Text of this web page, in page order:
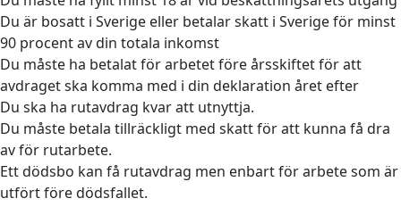
Du är bosatt i Sverige eller betalar skatt i Sverige för minst
90 procent av din totala inkomst
Du måste ha betalat för arbetet före årsskiftet för att
avdraget ska komma med i din deklaration året efter
Du ska ha rutavdrag kvar att utnyttja.
Du måste betala tillräckligt med skatt för att kunna få dra
av för rutarbete.
Ett dödsbo kan få rutavdrag men enbart för arbete som är
utfört före dödsfallet.